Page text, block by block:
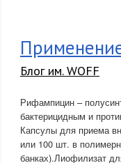
Блог им. WOFF
Рифампицин –
бактерицидным и
Капсулы для приема
или 100 шт. в
банках).Лиофилизат